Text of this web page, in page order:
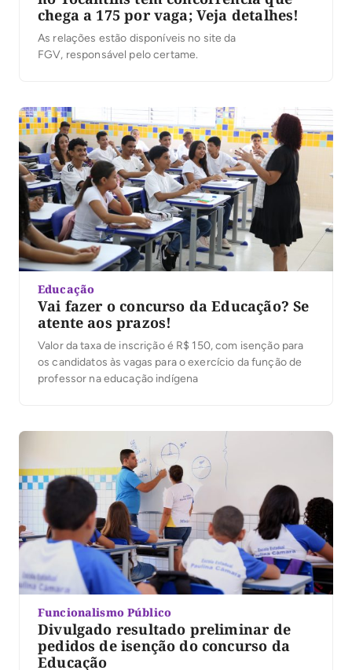
chega a 175 por vaga; Veja detalhes!
As relações estão disponíveis no site da
FGV, responsável pelo certame.
Educação
Vai fazer o concurso da Educação? Se
atente aos prazos!
Valor da taxa de inscrição é R$ 150, com isenção para
os candidatos às vagas para o exercício da função de
professor na educação indígena
Funcionalismo Público
Divulgado resultado preliminar de
pedidos de isenção do concurso da
Educação